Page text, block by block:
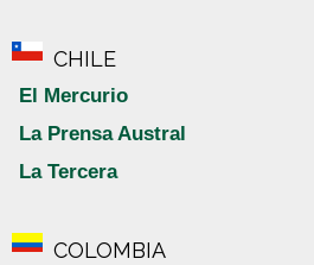
CHILE
El Mercurio
La Prensa Austral
La Tercera
COLOMBIA